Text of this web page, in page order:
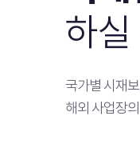
하
국가별 시재
해외 사업장